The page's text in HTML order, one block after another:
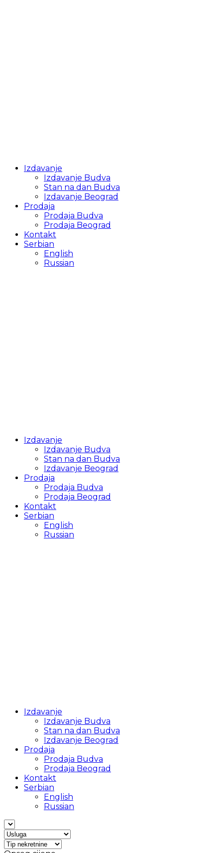
Izdavanje
Izdavanje Budva
Stan na dan Budva
Izdavanje Beograd
Prodaja
Prodaja Budva
Prodaja Beograd
Kontakt
Serbian
English
Russian
Izdavanje
Izdavanje Budva
Stan na dan Budva
Izdavanje Beograd
Prodaja
Prodaja Budva
Prodaja Beograd
Kontakt
Serbian
English
Russian
Izdavanje
Izdavanje Budva
Stan na dan Budva
Izdavanje Beograd
Prodaja
Prodaja Budva
Prodaja Beograd
Kontakt
Serbian
English
Russian